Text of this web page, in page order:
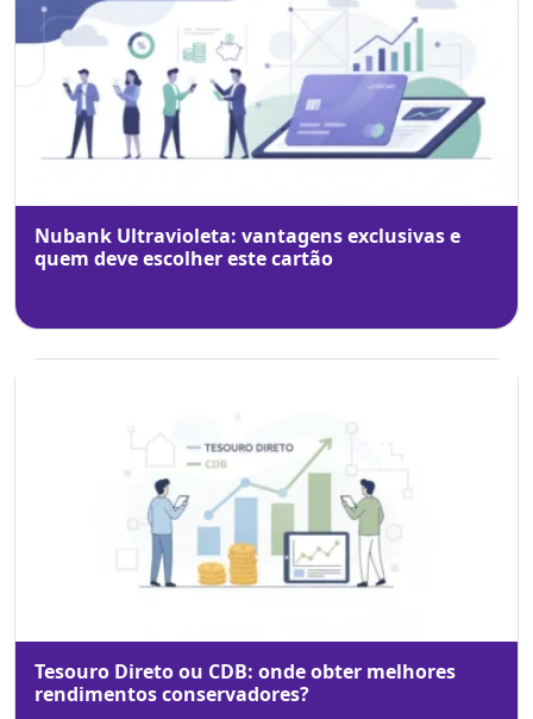
Nubank Ultravioleta: vantagens exclusivas e
quem deve escolher este cartão
Tesouro Direto ou CDB: onde obter melhores
rendimentos conservadores?